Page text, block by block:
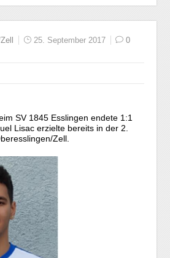
25. September 2017
0
SV 1845 Esslingen endete 1:1
Lisac erzielte bereits in der 2.
Zell.